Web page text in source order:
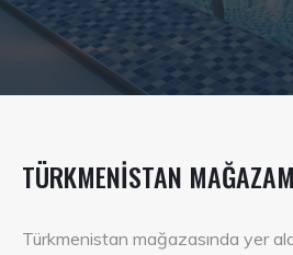
TÜRKMENISTAN
Türkmenistan mağazasında yer